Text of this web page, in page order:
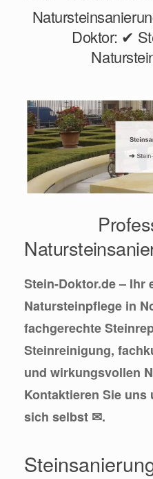
Doktor: ✔
Stein-Doktor.de – Ihr
Natursteinpflege in
fachgerechte
Steinreinigung,
und wirkungsvollen
Kontaktieren Sie uns
sich selbst ✉.